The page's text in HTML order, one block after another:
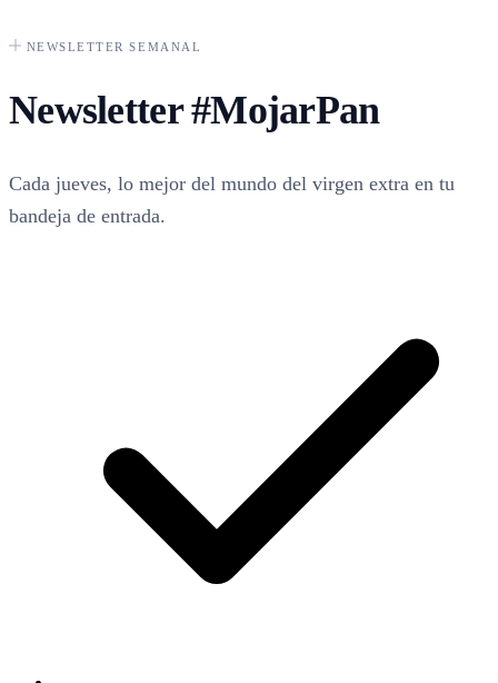
NEWSLETTER SEMANAL
Newsletter#MojarPan
Cada jueves, lo mejor del mundo del virgen extra en tu
bandeja de entrada.